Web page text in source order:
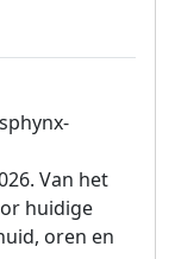
sphynx-
Van het
huidige
oren en